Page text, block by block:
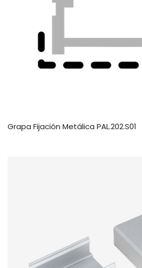
Grapa Fijación Metálica PAL.202.S01